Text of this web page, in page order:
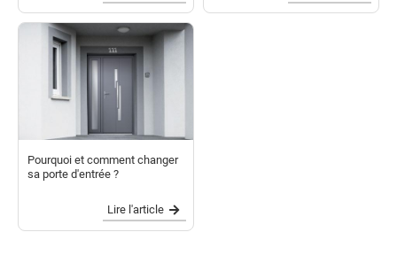
Pourquoi et comment changer
sa porte d'entrée ?
Lire l'article